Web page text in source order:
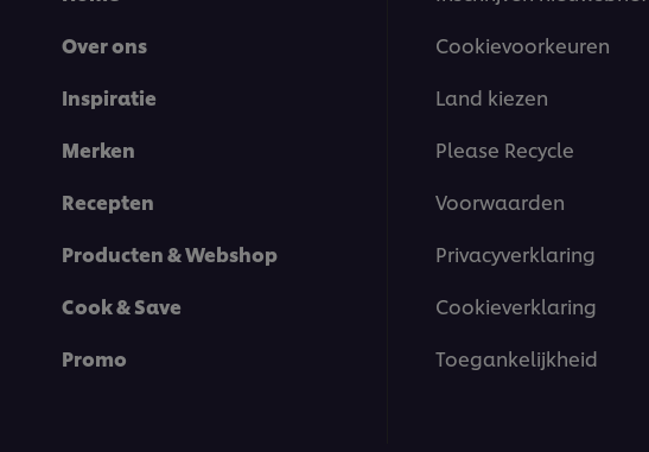
Over ons
Inspiratie
Merken
Recepten
Producten & Webshop
Cook & Save
Promo
Cookievoorkeuren
Land kiezen
Please Recycle
Voorwaarden
Privacyverklaring
Cookieverklaring
Toegankelijkheid